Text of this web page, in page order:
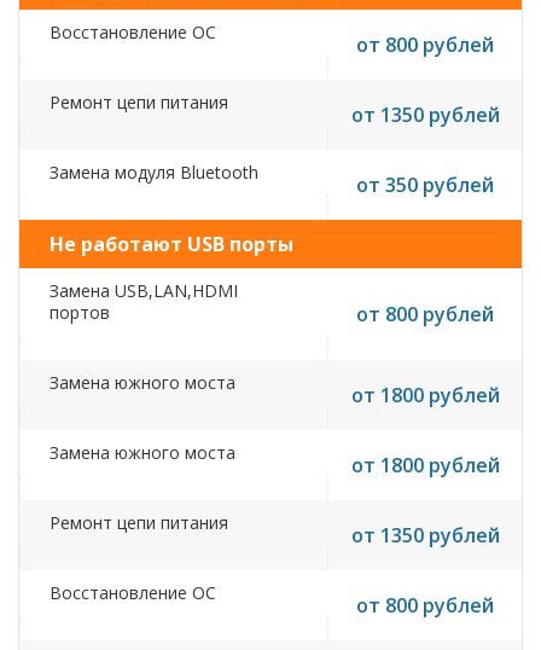
Восстановление ОС от 800 рублей
Ремонт цепи питания от 1350 рублей
Замена модуля Bluetooth от 350 рублей
Не работают USB порты
Замена USB,LAN,HDMI
портов
от 800 рублей
Замена южного моста от 1800 рублей
Замена южного моста от 1800 рублей
Ремонт цепи питания от 1350 рублей
Восстановление ОС от 800 рублей